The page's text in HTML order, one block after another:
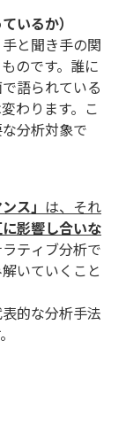
いるか）
と聞き手の関
のです。誰に
語られている
わります。こ
分析対象で
ス」 は、それ
影響し合いな
ティブ分析で
いていくこと
的な分析手法